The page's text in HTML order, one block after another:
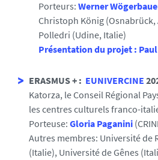
Porteurs: Werner
Christoph König (Osnabrück,
Polledri (Udine, Italie)
Présentation du projet :
ERASMUS + : EUNIVERCINE
Katorza, le Conseil Régional
les centres culturels franco-
Porteuse: Gloria Paganini
Autres membres: Université de
(Italie), Université de Gênes